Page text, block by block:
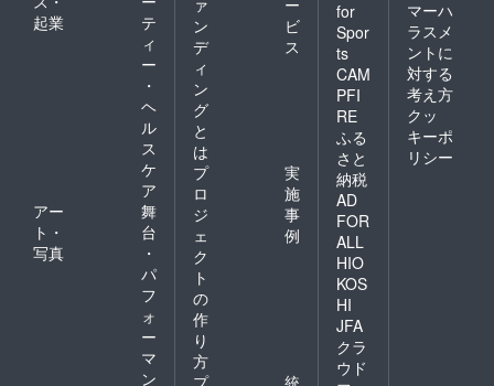
起業
テ
ィ
ー
・
ヘ
ル
ス
ケ
ア
アー
ト・
写真
舞
台
・
パ
フ
ォ
ー
マ
ン
ン
デ
ィ
ン
グ
と
は
ビ
ス
プ
ロ
ジ
ェ
ク
ト
の
作
り
方
実
施
事
例
プ 統
for
Spor
ts
CAM
PFI
RE
ふる
さと
納税
AD
FOR
ALL
HIO
KOS
HI
JFA
クラ
ウド
マーハ
ラスメ
ントに
対する
考え方
クッ
キーポ
リシー